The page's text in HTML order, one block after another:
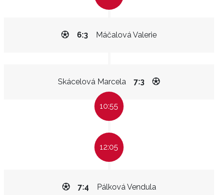
Máčalová Valerie
6:3
Skácelová Marcela 7:3
10:55
12:05
Pálková Vendula
7:4